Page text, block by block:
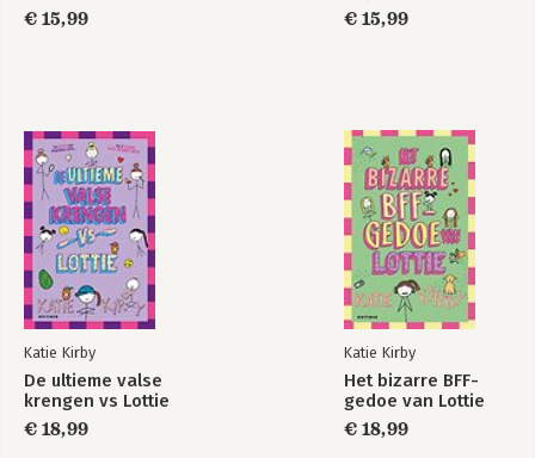
€ 15,99
€ 15,99
Katie Kirby
De ultieme valse
krengen vs Lottie
€ 18,99
Katie Kirby
Het bizarre BFF-
gedoe van Lottie
€ 18,99